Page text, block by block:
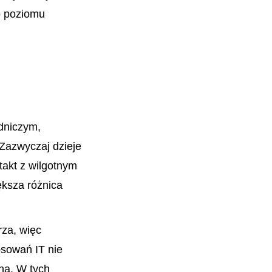
poziomu
dzieje
z wilgotnym
różnica
więc
IT nie
W tych